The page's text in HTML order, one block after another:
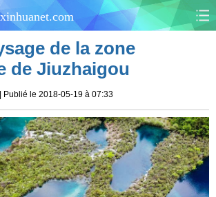
MONDE
SOCIÉTÉ
SPORTS
PLANÈTE
de la zone
de Jiuzhaigou
| Publié le 2018-05-19 à 07:33